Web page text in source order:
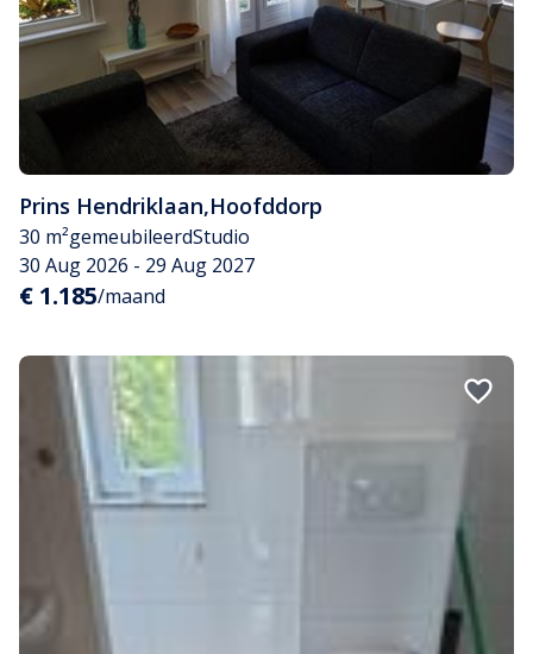
Prins Hendriklaan,Hoofddorp
30 m²gemeubileerdStudio
30 Aug 2026 - 29 Aug 2027
€ 1.185/maand